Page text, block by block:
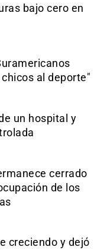
bajo cero en
al deporte"
un hospital y
cerrado
de los
creciendo y dejó